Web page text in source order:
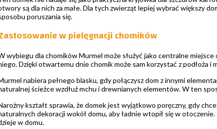
są dla nich za małe. Dla tych zwierząt lepiej wybrać większy
poruszania się.
w pielęgnacji chomików
wybiegu dla chomików Murmel może służyć jako centralne
Dzięki otwartemu dnie chomik może sam korzystać z podłoża
nabiera pełnego blasku, gdy połączysz dom z innymi
ścieżce wzdłuż mchu i drewnianych elementów. W ten
kształt sprawia, że domek jest wyjątkowo poręczny, gdy
dekoracji wokół domu, aby ładnie wtopił się w
w domu.